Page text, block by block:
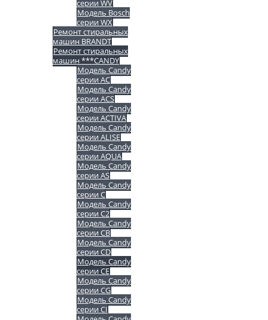
серии WV
Модель Bosch
серии WX
Ремонт стиральных
машин BRANDT
Ремонт стиральных
машин ***CANDY
Модель Candy
серии AC
Модель Candy
серии ACS
Модель Candy
серии ACTIVA
Модель Candy
серии ALISE
Модель Candy
серии AQUA
Модель Candy
серии AS
Модель Candy
серии C
Модель Candy
серии C2
Модель Candy
серии CB
Модель Candy
серии CD
Модель Candy
серии CE
Модель Candy
серии CG
Модель Candy
серии CI